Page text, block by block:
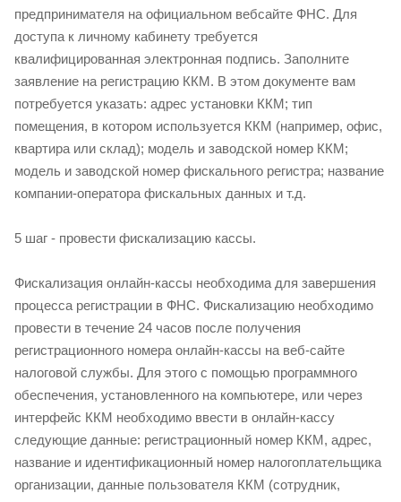
предпринимателя на официальном вебсайте ФНС. Для
доступа к личному кабинету требуется
квалифицированная электронная подпись. Заполните
заявление на регистрацию ККМ. В этом документе вам
потребуется указать: адрес установки ККМ; тип
помещения, в котором используется ККМ (например, офис,
квартира или склад); модель и заводской номер ККМ;
модель и заводской номер фискального регистра; название
компании-оператора фискальных данных и т.д.
5 шаг - провести фискализацию кассы.
Фискализация онлайн-кассы необходима для завершения
процесса регистрации в ФНС. Фискализацию необходимо
провести в течение 24 часов после получения
регистрационного номера онлайн-кассы на веб-сайте
налоговой службы. Для этого с помощью программного
обеспечения, установленного на компьютере, или через
интерфейс ККМ необходимо ввести в онлайн-кассу
следующие данные: регистрационный номер ККМ, адрес,
название и идентификационный номер налогоплательщика
организации, данные пользователя ККМ (сотрудник,